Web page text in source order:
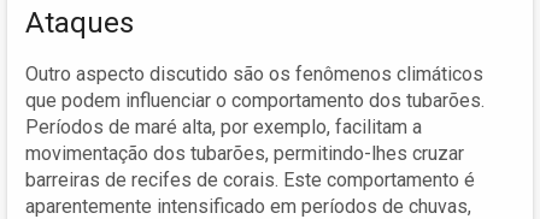
Ataques
Outro aspecto discutido são os fenômenos climáticos
que podem influenciar o comportamento dos tubarões.
Períodos de maré alta, por exemplo, facilitam a
movimentação dos tubarões, permitindo-lhes cruzar
barreiras de recifes de corais. Este comportamento é
aparentemente intensificado em períodos de chuvas,